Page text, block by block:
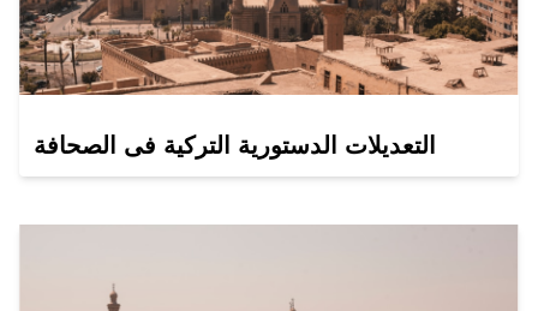
التعديلات الدستورية التركية فى الصحافة